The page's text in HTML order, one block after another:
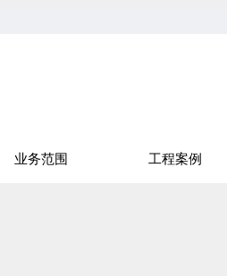
业务范围 工程案例